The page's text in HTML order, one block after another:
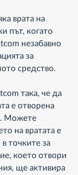
врата на
път, когато
незабавно
за
средство.
така, че да
е отворена
Можете
на вратата е
точките за
което отвори
ще активира